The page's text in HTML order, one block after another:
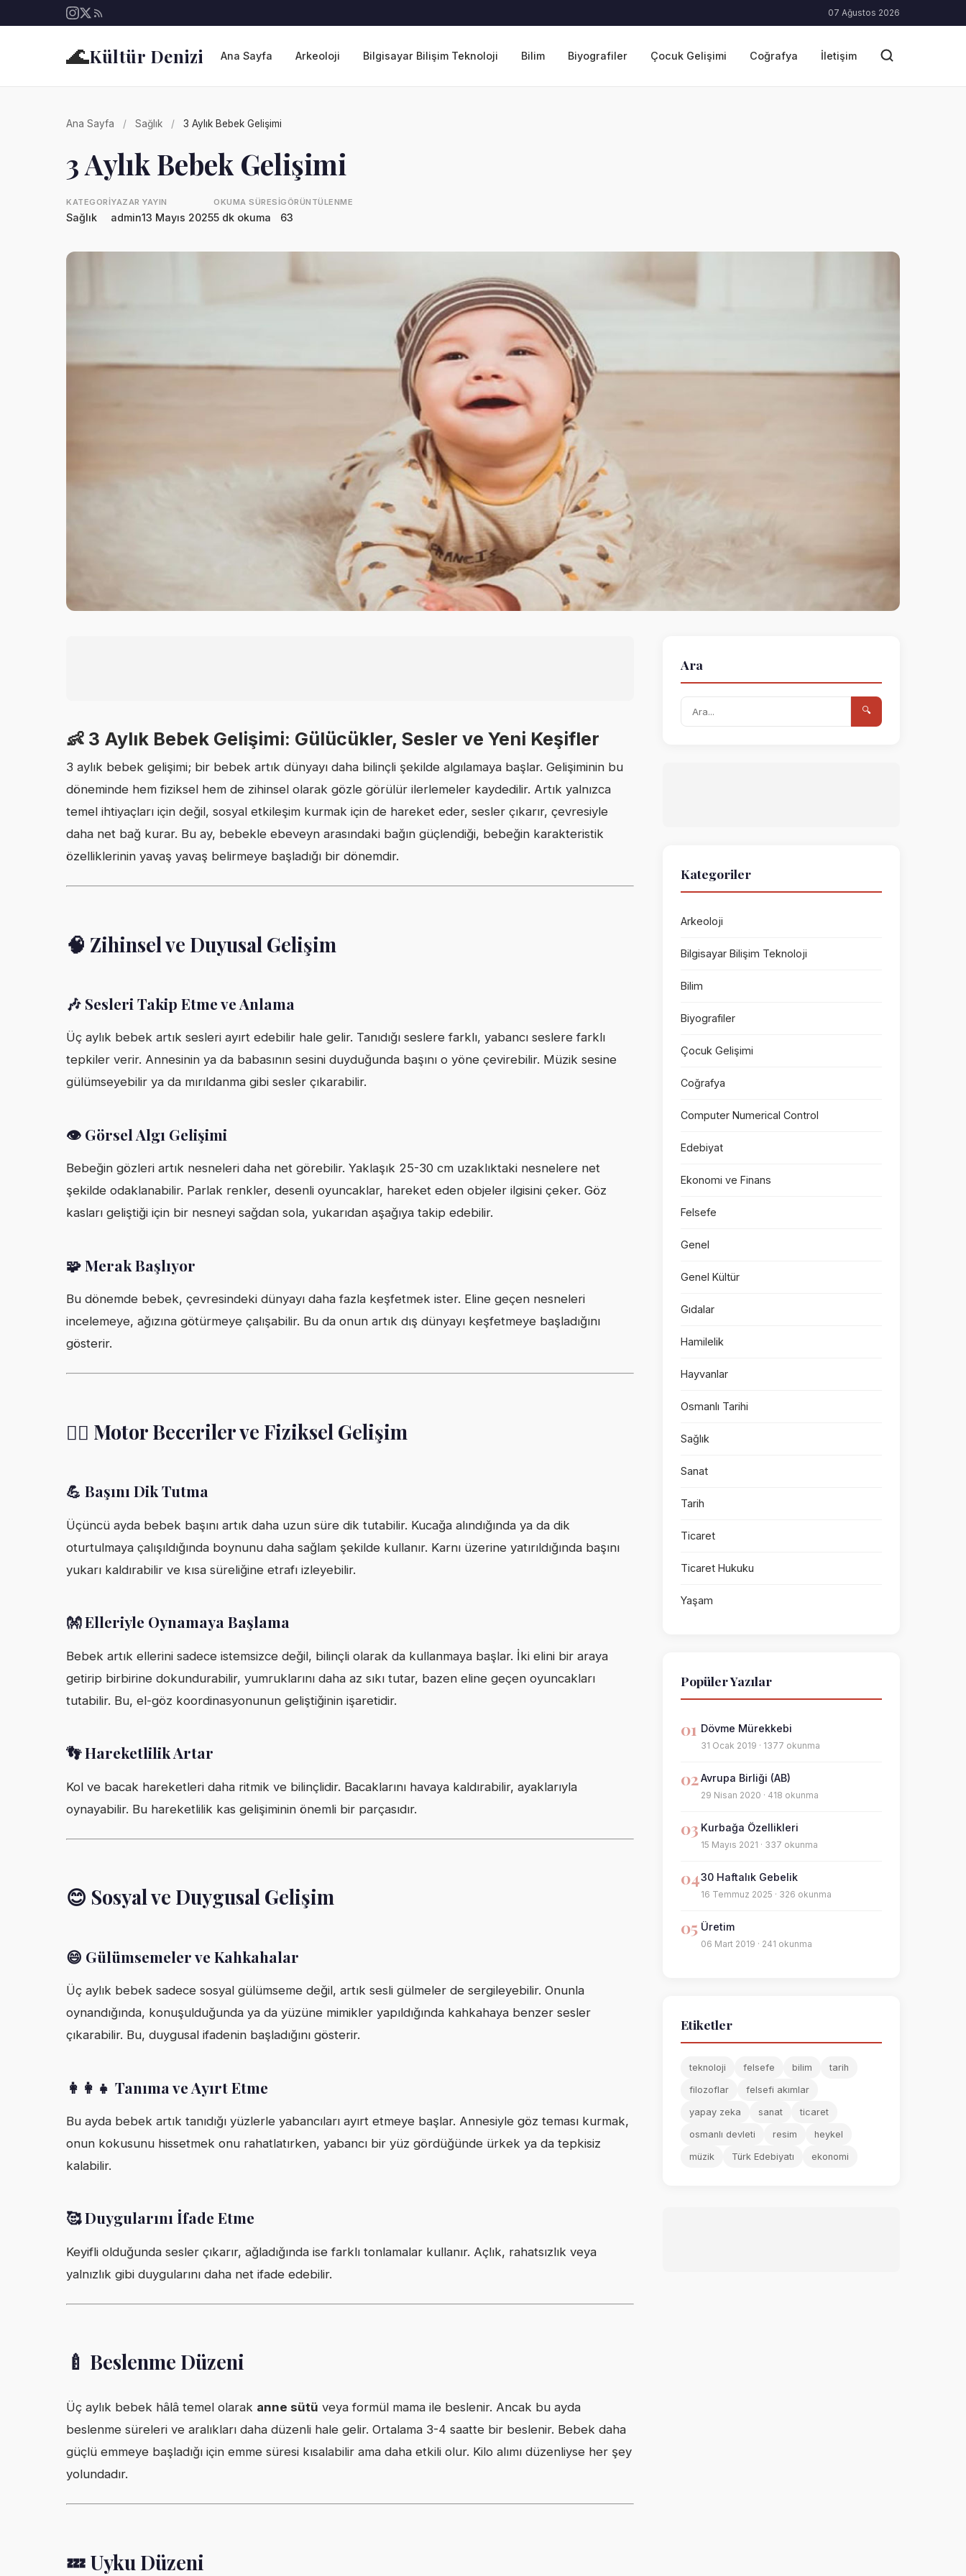
07 Ağustos 2026
🌊Kültür Denizi Ana Sayfa Arkeoloji Bilgisayar Bilişim Teknoloji Bilim Biyografiler Çocuk Gelişimi Coğrafya İletişim
Ana Sayfa / Sağlık / 3 Aylık Bebek Gelişimi
3 Aylık Bebek Gelişimi
KATEGORI
Sağlık
YAZAR
admin
YAYIN
13 Mayıs 2025
OKUMA SÜRESI
5 dk okuma
GÖRÜNTÜLENME
63
👶 3 Aylık Bebek Gelişimi: Gülücükler, Sesler ve Yeni Keşifler
3 aylık bebek gelişimi; bir bebek artık dünyayı daha bilinçli şekilde algılamaya başlar. Gelişiminin bu
döneminde hem fiziksel hem de zihinsel olarak gözle görülür ilerlemeler kaydedilir. Artık yalnızca
temel ihtiyaçları için değil, sosyal etkileşim kurmak için de hareket eder, sesler çıkarır, çevresiyle
daha net bağ kurar. Bu ay, bebekle ebeveyn arasındaki bağın güçlendiği, bebeğin karakteristik
özelliklerinin yavaş yavaş belirmeye başladığı bir dönemdir.
🧠 Zihinsel ve Duyusal Gelişim
🎶 Sesleri Takip Etme ve Anlama
Üç aylık bebek artık sesleri ayırt edebilir hale gelir. Tanıdığı seslere farklı, yabancı seslere farklı
tepkiler verir. Annesinin ya da babasının sesini duyduğunda başını o yöne çevirebilir. Müzik sesine
gülümseyebilir ya da mırıldanma gibi sesler çıkarabilir.
👁️ Görsel Algı Gelişimi
Bebeğin gözleri artık nesneleri daha net görebilir. Yaklaşık 25-30 cm uzaklıktaki nesnelere net
şekilde odaklanabilir. Parlak renkler, desenli oyuncaklar, hareket eden objeler ilgisini çeker. Göz
kasları geliştiği için bir nesneyi sağdan sola, yukarıdan aşağıya takip edebilir.
🧩 Merak Başlıyor
Bu dönemde bebek, çevresindeki dünyayı daha fazla keşfetmek ister. Eline geçen nesneleri
incelemeye, ağızına götürmeye çalışabilir. Bu da onun artık dış dünyayı keşfetmeye başladığını
gösterir.
🏃‍♀️ Motor Beceriler ve Fiziksel Gelişim
💪 Başını Dik Tutma
Üçüncü ayda bebek başını artık daha uzun süre dik tutabilir. Kucağa alındığında ya da dik
oturtulmaya çalışıldığında boynunu daha sağlam şekilde kullanır. Karnı üzerine yatırıldığında başını
yukarı kaldırabilir ve kısa süreliğine etrafı izleyebilir.
👐 Elleriyle Oynamaya Başlama
Bebek artık ellerini sadece istemsizce değil, bilinçli olarak da kullanmaya başlar. İki elini bir araya
getirip birbirine dokundurabilir, yumruklarını daha az sıkı tutar, bazen eline geçen oyuncakları
tutabilir. Bu, el-göz koordinasyonunun geliştiğinin işaretidir.
👣 Hareketlilik Artar
Kol ve bacak hareketleri daha ritmik ve bilinçlidir. Bacaklarını havaya kaldırabilir, ayaklarıyla
oynayabilir. Bu hareketlilik kas gelişiminin önemli bir parçasıdır.
😊 Sosyal ve Duygusal Gelişim
😄 Gülümsemeler ve Kahkahalar
Üç aylık bebek sadece sosyal gülümseme değil, artık sesli gülmeler de sergileyebilir. Onunla
oynandığında, konuşulduğunda ya da yüzüne mimikler yapıldığında kahkahaya benzer sesler
çıkarabilir. Bu, duygusal ifadenin başladığını gösterir.
👩‍👩‍👧 Tanıma ve Ayırt Etme
Bu ayda bebek artık tanıdığı yüzlerle yabancıları ayırt etmeye başlar. Annesiyle göz teması kurmak,
onun kokusunu hissetmek onu rahatlatırken, yabancı bir yüz gördüğünde ürkek ya da tepkisiz
kalabilir.
🥰 Duygularını İfade Etme
Keyifli olduğunda sesler çıkarır, ağladığında ise farklı tonlamalar kullanır. Açlık, rahatsızlık veya
yalnızlık gibi duygularını daha net ifade edebilir.
🍼 Beslenme Düzeni
Üç aylık bebek hâlâ temel olarak anne sütü veya formül mama ile beslenir. Ancak bu ayda
beslenme süreleri ve aralıkları daha düzenli hale gelir. Ortalama 3-4 saatte bir beslenir. Bebek daha
güçlü emmeye başladığı için emme süresi kısalabilir ama daha etkili olur. Kilo alımı düzenliyse her şey
yolundadır.
💤 Uyku Düzeni
Ara
🔍
Kategoriler
Arkeoloji
Bilgisayar Bilişim Teknoloji
Bilim
Biyografiler
Çocuk Gelişimi
Coğrafya
Computer Numerical Control
Edebiyat
Ekonomi ve Finans
Felsefe
Genel
Genel Kültür
Gıdalar
Hamilelik
Hayvanlar
Osmanlı Tarihi
Sağlık
Sanat
Tarih
Ticaret
Ticaret Hukuku
Yaşam
Popüler Yazılar
01 Dövme Mürekkebi
31 Ocak 2019 · 1377 okunma
02Avrupa Birliği (AB)
29 Nisan 2020 · 418 okunma
03 Kurbağa Özellikleri
15 Mayıs 2021 · 337 okunma
0430 Haftalık Gebelik
16 Temmuz 2025 · 326 okunma
05 Üretim
06 Mart 2019 · 241 okunma
Etiketler
teknoloji felsefe bilim tarih
filozoflar felsefi akımlar
yapay zeka sanat ticaret
osmanlı devleti resim heykel
müzik Türk Edebiyatı ekonomi